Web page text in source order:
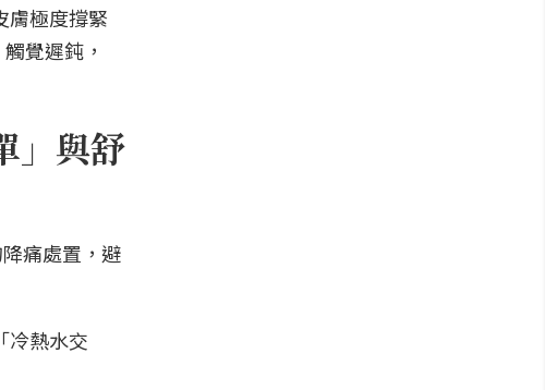
膚極度撐緊
覺遲鈍，
」與舒
痛處置，避
冷熱水交